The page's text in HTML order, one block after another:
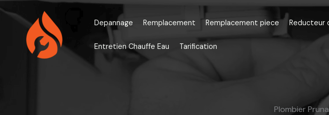
Aller
contenu
Depannage Remplacement Remplacement piece Reducteur
Entretien Chauffe Eau Tarification
Plombier